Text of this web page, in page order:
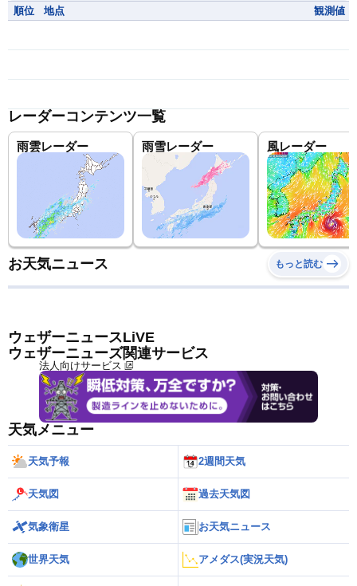
順位 地点 観測値
レーダーコンテンツ一覧
雨雲レーダー 雨雪レーダー 風レーダー
お天気ニュース もっと読む
ウェザーニュースLiVE
ウェザーニューズ関連サービス
法人向けサービス
天気メニュー
天気予報 2週間天気
天気図 過去天気図
気象衛星 お天気ニュース
世界天気 アメダス(実況天気)